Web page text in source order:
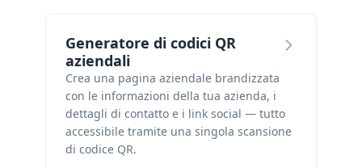
Generatore di codici QR
aziendali
Crea una pagina aziendale brandizzata
con le informazioni della tua azienda, i
dettagli di contatto e i link social — tutto
accessibile tramite una singola scansione
di codice QR.